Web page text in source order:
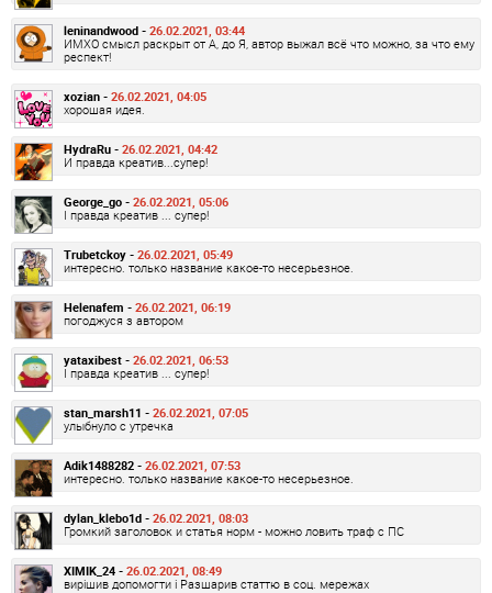
leninandwood - 26.02.2021, 03:44
ИМХО смысл раскрыт от А, до Я, автор выжал всё что можно, за что ему
респект!
xozian - 26.02.2021, 04:05
хорошая идея.
HydraRu - 26.02.2021, 04:42
И правда креатив...супер!
George_go - 26.02.2021, 05:06
І правда креатив ... супер!
Trubetckoy - 26.02.2021, 05:49
интересно. только название какое-то несерьезное.
Helenafem - 26.02.2021, 06:19
погоджуся з автором
yataxibest - 26.02.2021, 06:53
І правда креатив ... супер!
stan_marsh11 - 26.02.2021, 07:05
улыбнуло с утречка
Adik1488282 - 26.02.2021, 07:53
интересно. только название какое-то несерьезное.
dylan_klebo1d - 26.02.2021, 08:03
Громкий заголовок и статья норм - можно ловить траф с ПС
XIMIK_24 - 26.02.2021, 08:49
вирішив допомогти і Разшарив статтю в соц. мережах